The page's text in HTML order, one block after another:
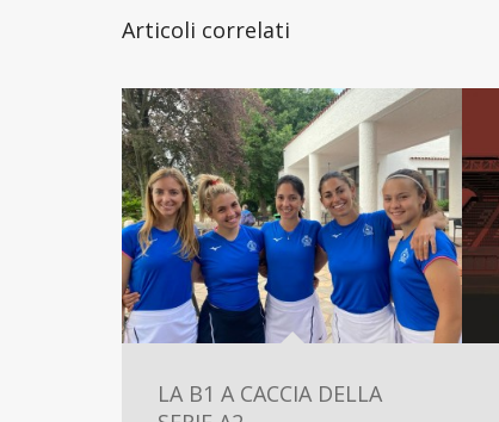
Articoli correlati
LA B1 A CACCIA DELLA